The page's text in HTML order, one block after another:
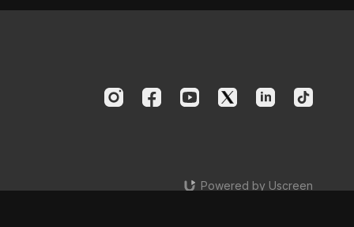
Powered by Uscreen